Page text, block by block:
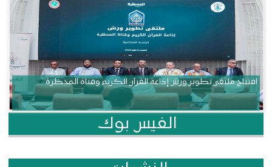
افتتاح ملتقى تطوير ورش إذاعة القرآن الكريم وقناة المحظرة
الفيس بوك